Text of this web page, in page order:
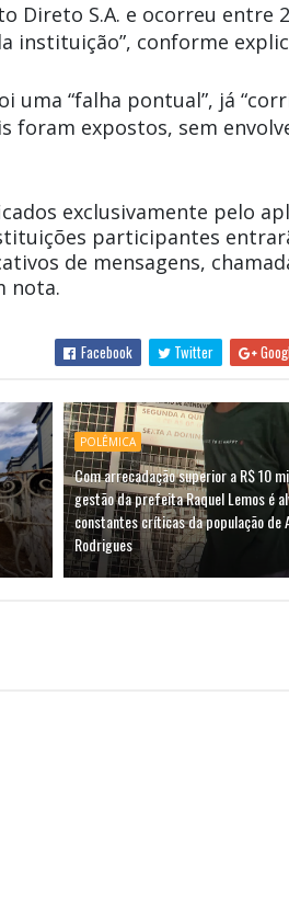
Direto S.A. e ocorreu entre
instituição”, conforme
uma “falha pontual”, já
foram expostos, sem
exclusivamente pelo
participantes
de mensagens,
nota.
Facebook Twitter
POLÊMICA
Com arrecadação superior a R$ 10
gestão da prefeita Raquel Lemos é
constantes críticas da população de
Rodrigues